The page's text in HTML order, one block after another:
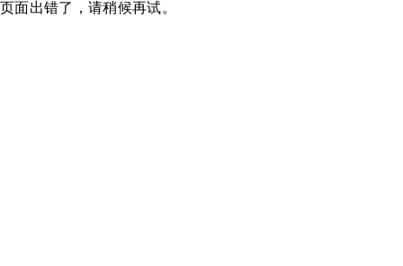
页面出错了，请稍候再试。